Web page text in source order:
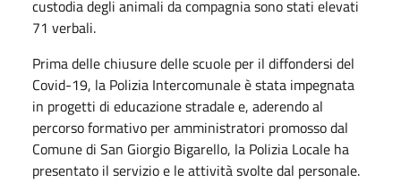
custodia degli animali da compagnia sono stati elevati
71 verbali.
Prima delle chiusure delle scuole per il diffondersi del
Covid-19, la Polizia Intercomunale è stata impegnata
in progetti di educazione stradale e, aderendo al
percorso formativo per amministratori promosso dal
Comune di San Giorgio Bigarello, la Polizia Locale ha
presentato il servizio e le attività svolte dal personale.